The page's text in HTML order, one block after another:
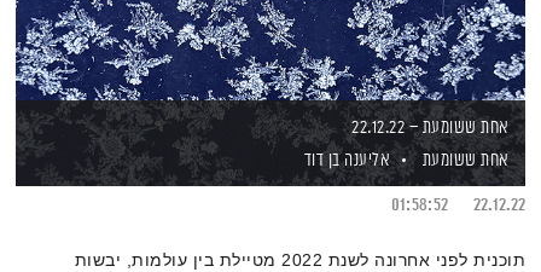
אחת ששומעת – 22.12.22
אחת ששומעת
אליענה בן דוד
22.12.22
01:58:52
תוכנית לפני אחרונה לשנת 2022 מטיילת בין עולמות, יבשות